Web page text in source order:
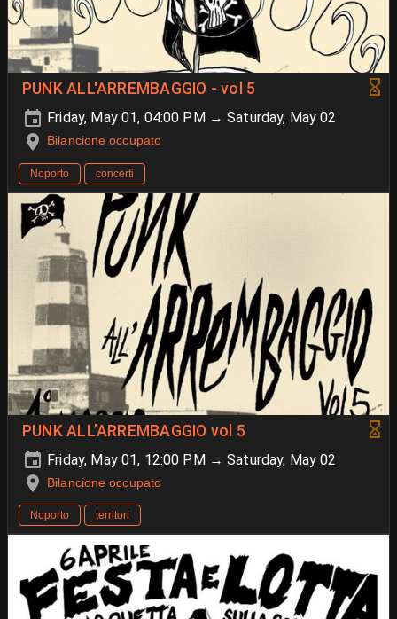
PUNK ALL'ARREMBAGGIO - vol 5
Friday, May 01, 04:00 PM → Saturday, May 02
Bilancione occupato
Noporto concerti
PUNK ALL’ARREMBAGGIO vol 5
Friday, May 01, 12:00 PM → Saturday, May 02
Bilancione occupato
Noporto territori